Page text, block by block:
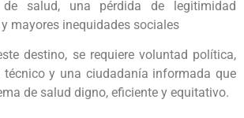
de salud, una pérdida de legitimidad
mayores inequidades sociales
destino, se requiere voluntad política,
técnico y una ciudadanía informada que
de salud digno, eficiente y equitativo.